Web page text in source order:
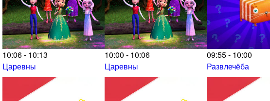
10:06 - 10:13
Царевны
10:00 - 10:06
Царевны
09:55 - 10:00
Развлечёба